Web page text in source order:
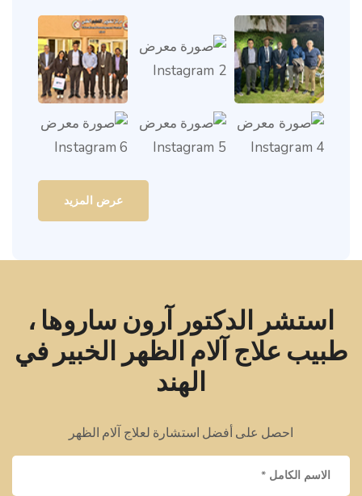
عرض المزيد
استشر الدكتور آرون ساروها ،
طبيب علاج آلام الظهر الخبير في
الهند
احصل على أفضل استشارة لعلاج آلام الظهر